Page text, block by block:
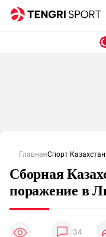
ГлавнаяСпорт Казахстан
Сборная
поражение в
34